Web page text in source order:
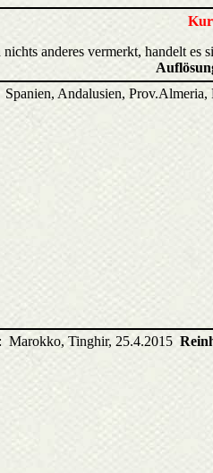
nichts anderes vermerkt, handelt es
Andalusien, Prov.Almeria,
Marokko, Tinghir, 25.4.2015